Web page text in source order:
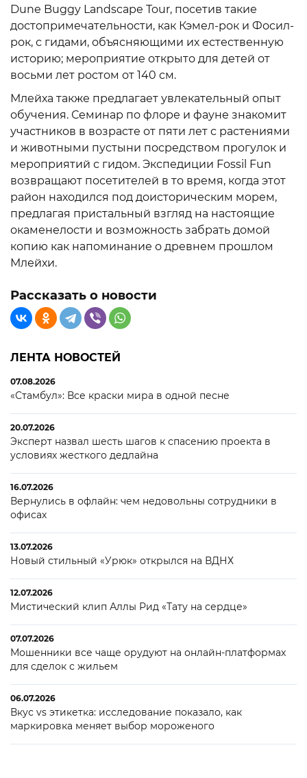
Dune Buggy Landscape Tour, посетив такие
достопримечательности, как Кэмел-рок и Фосил-
рок, с гидами, объясняющими их естественную
историю; мероприятие открыто для детей от
восьми лет ростом от 140 см.
Млейха также предлагает увлекательный опыт
обучения. Семинар по флоре и фауне знакомит
участников в возрасте от пяти лет с растениями
и животными пустыни посредством прогулок и
мероприятий с гидом. Экспедиции Fossil Fun
возвращают посетителей в то время, когда этот
район находился под доисторическим морем,
предлагая пристальный взгляд на настоящие
окаменелости и возможность забрать домой
копию как напоминание о древнем прошлом
Млейхи.
Рассказать о новости
ЛЕНТА НОВОСТЕЙ
07.08.2026
«Стамбул»: Все краски мира в одной песне
20.07.2026
Эксперт назвал шесть шагов к спасению проекта в
условиях жесткого дедлайна
16.07.2026
Вернулись в офлайн: чем недовольны сотрудники в
офисах
13.07.2026
Новый стильный «Урюк» открылся на ВДНХ
12.07.2026
Мистический клип Аллы Рид «Тату на сердце»
07.07.2026
Мошенники все чаще орудуют на онлайн-платформах
для сделок с жильем
06.07.2026
Вкус vs этикетка: исследование показало, как
маркировка меняет выбор мороженого